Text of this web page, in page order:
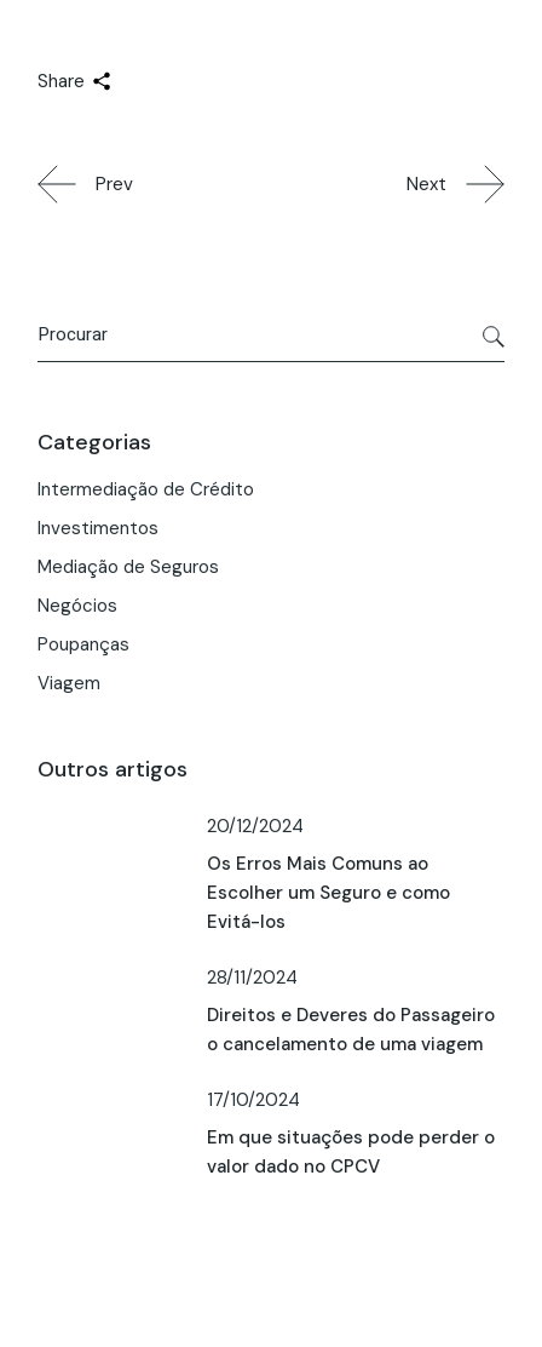
Share
Prev Next
Categorias
Intermediação de Crédito
Investimentos
Mediação de Seguros
Negócios
Poupanças
Viagem
Outros artigos
20/12/2024
Os Erros Mais Comuns ao
Escolher um Seguro e como
Evitá-los
28/11/2024
Direitos e Deveres do Passageiro
o cancelamento de uma viagem
17/10/2024
Em que situações pode perder o
valor dado no CPCV